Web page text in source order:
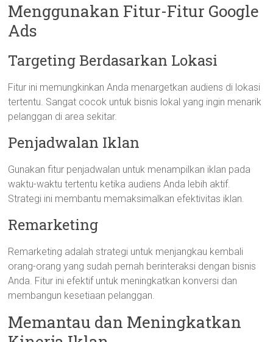
Menggunakan Fitur-Fitur Google
Ads
Targeting Berdasarkan Lokasi
Fitur ini memungkinkan Anda menargetkan audiens di lokasi
tertentu. Sangat cocok untuk bisnis lokal yang ingin menarik
pelanggan di area sekitar.
Penjadwalan Iklan
Gunakan fitur penjadwalan untuk menampilkan iklan pada
waktu-waktu tertentu ketika audiens Anda lebih aktif.
Strategi ini membantu memaksimalkan efektivitas iklan.
Remarketing
Remarketing adalah strategi untuk menjangkau kembali
orang-orang yang sudah pernah berinteraksi dengan bisnis
Anda. Fitur ini efektif untuk meningkatkan konversi dan
membangun kesetiaan pelanggan.
Memantau dan Meningkatkan